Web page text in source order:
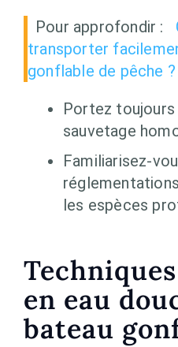
Pour approfondir :
transporter
gonflable de pêche ?
Portez toujours
sauvetage
Familiarisez-
les espèces
en eau
bateau